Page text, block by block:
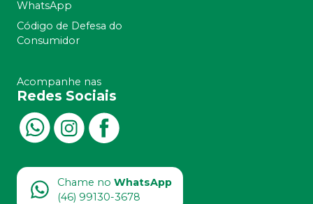
WhatsApp
Código de Defesa do
Consumidor
Acompanhe nas
Redes Sociais
Chame no WhatsApp
(46) 99130-3678